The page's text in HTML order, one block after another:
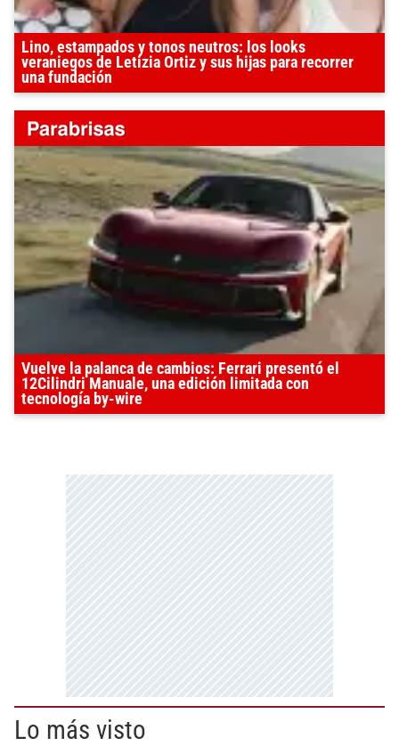
Lino, estampados y tonos neutros: los looks
veraniegos de Letizia Ortiz y sus hijas para recorrer
una fundación
Vuelve la palanca de cambios: Ferrari presentó el
12Cilindri Manuale, una edición limitada con
tecnología by-wire
Lo más visto